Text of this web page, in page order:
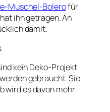
Muschel-Bolerofür
ihn getragen. An
damit.
kein Deko-Projekt
gebraucht. Sie
wird es davon mehr